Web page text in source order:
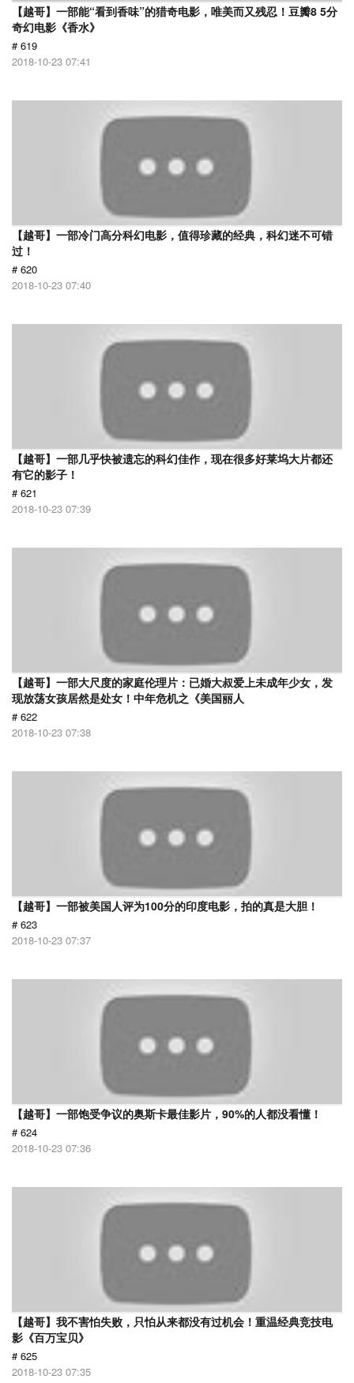
【越哥】一部能“看到香味”的猎奇电影，唯美而又残忍！豆瓣8 5分
奇幻电影《香水》
# 619
2018-10-23 07:41
【越哥】一部冷门高分科幻电影，值得珍藏的经典，科幻迷不可错
过！
# 620
2018-10-23 07:40
【越哥】一部几乎快被遗忘的科幻佳作，现在很多好莱坞大片都还
有它的影子！
# 621
2018-10-23 07:39
【越哥】一部大尺度的家庭伦理片：已婚大叔爱上未成年少女，发
现放荡女孩居然是处女！中年危机之《美国丽人
# 622
2018-10-23 07:38
【越哥】一部被美国人评为100分的印度电影，拍的真是大胆！
# 623
2018-10-23 07:37
【越哥】一部饱受争议的奥斯卡最佳影片，90%的人都没看懂！
# 624
2018-10-23 07:36
【越哥】我不害怕失败，只怕从来都没有过机会！重温经典竞技电
影《百万宝贝》
# 625
2018-10-23 07:35